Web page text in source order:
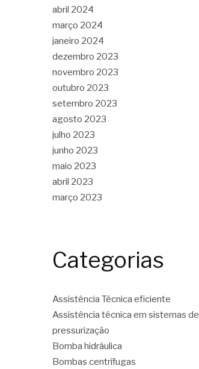
abril 2024
março 2024
janeiro 2024
dezembro 2023
novembro 2023
outubro 2023
setembro 2023
agosto 2023
julho 2023
junho 2023
maio 2023
abril 2023
março 2023
Categorias
Assistência Técnica eficiente
Assistência técnica em sistemas de
pressurização
Bomba hidráulica
Bombas centrífugas